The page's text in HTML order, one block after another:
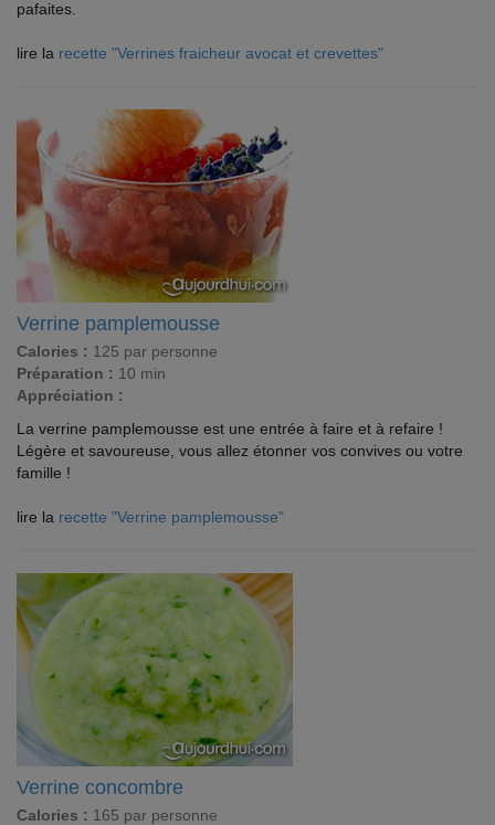
pafaites.
lire la recette "Verrines fraicheur avocat et crevettes"
Verrine pamplemousse
Calories : 125 par personne
Préparation : 10 min
Appréciation :
La verrine pamplemousse est une entrée à faire et à refaire !
Légère et savoureuse, vous allez étonner vos convives ou votre
famille !
lire la recette "Verrine pamplemousse"
Verrine concombre
Calories : 165 par personne